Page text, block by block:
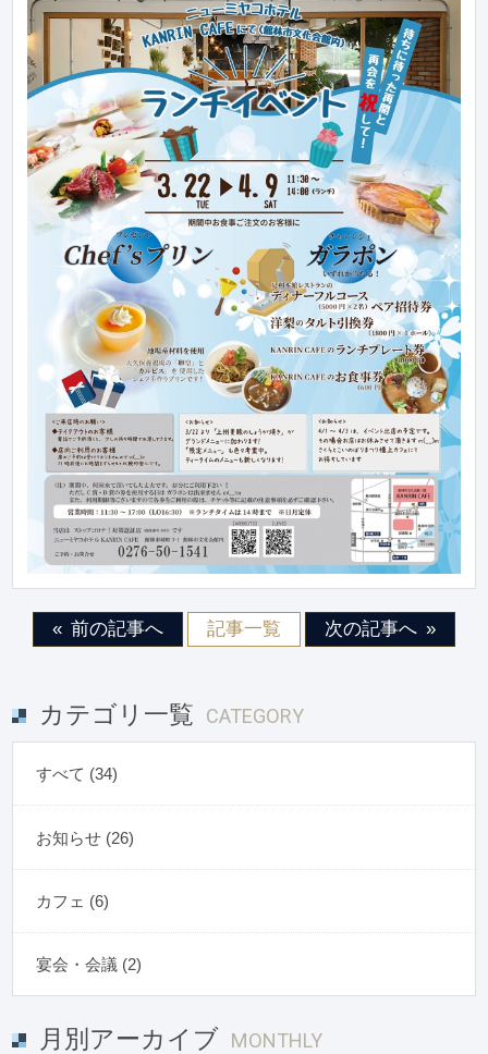
前の記事へ 記事一覧 次の記事へ
カテゴリ一覧 CATEGORY
すべて (34)
お知らせ (26)
カフェ (6)
宴会・会議 (2)
月別アーカイブ MONTHLY